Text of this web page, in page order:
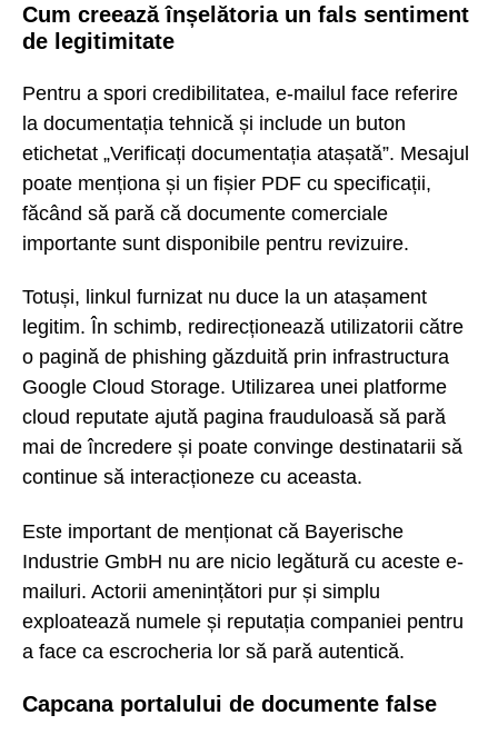
Cum creează înșelătoria un fals sentiment
de legitimitate
Pentru a spori credibilitatea, e-mailul face referire
la documentația tehnică și include un buton
etichetat „Verificați documentația atașată”. Mesajul
poate menționa și un fișier PDF cu specificații,
făcând să pară că documente comerciale
importante sunt disponibile pentru revizuire.
Totuși, linkul furnizat nu duce la un atașament
legitim. În schimb, redirecționează utilizatorii către
o pagină de phishing găzduită prin infrastructura
Google Cloud Storage. Utilizarea unei platforme
cloud reputate ajută pagina frauduloasă să pară
mai de încredere și poate convinge destinatarii să
continue să interacționeze cu aceasta.
Este important de menționat că Bayerische
Industrie GmbH nu are nicio legătură cu aceste e-
mailuri. Actorii amenințători pur și simplu
exploatează numele și reputația companiei pentru
a face ca escrocheria lor să pară autentică.
Capcana portalului de documente false